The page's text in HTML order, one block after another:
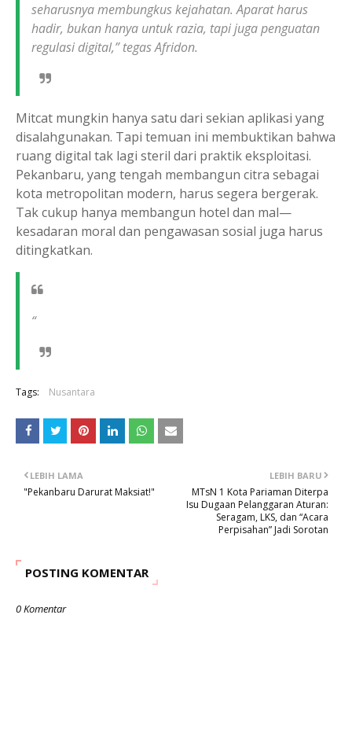
seharusnya membungkus kejahatan. Aparat harus
hadir, bukan hanya untuk razia, tapi juga penguatan
regulasi digital,” tegas Afridon.
Mitcat mungkin hanya satu dari sekian aplikasi yang
disalahgunakan. Tapi temuan ini membuktikan bahwa
ruang digital tak lagi steril dari praktik eksploitasi.
Pekanbaru, yang tengah membangun citra sebagai
kota metropolitan modern, harus segera bergerak.
Tak cukup hanya membangun hotel dan mal—
kesadaran moral dan pengawasan sosial juga harus
ditingkatkan.
“
Tags: Nusantara
LEBIH BARU
MTsN 1 Kota Pariaman Diterpa
Isu Dugaan Pelanggaran Aturan:
Seragam, LKS, dan “Acara
Perpisahan” Jadi Sorotan
LEBIH LAMA
"Pekanbaru Darurat Maksiat!"
POSTING KOMENTAR
0 Komentar